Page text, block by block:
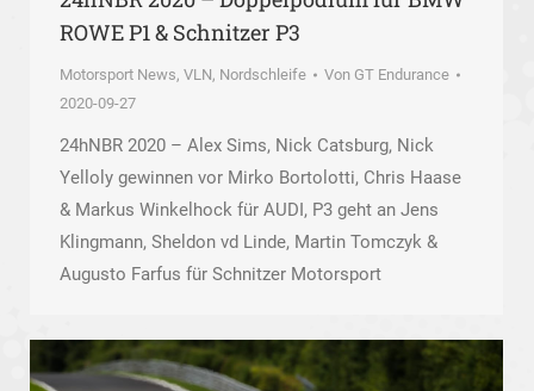
ROWE P1 & Schnitzer P3
Motorsport News, VLN, Nordschleife Von GT Endurance
2020-09-27
24hNBR 2020 – Alex Sims, Nick Catsburg, Nick
Yelloly gewinnen vor Mirko Bortolotti, Chris Haase
& Markus Winkelhock für AUDI, P3 geht an Jens
Klingmann, Sheldon vd Linde, Martin Tomczyk &
Augusto Farfus für Schnitzer Motorsport